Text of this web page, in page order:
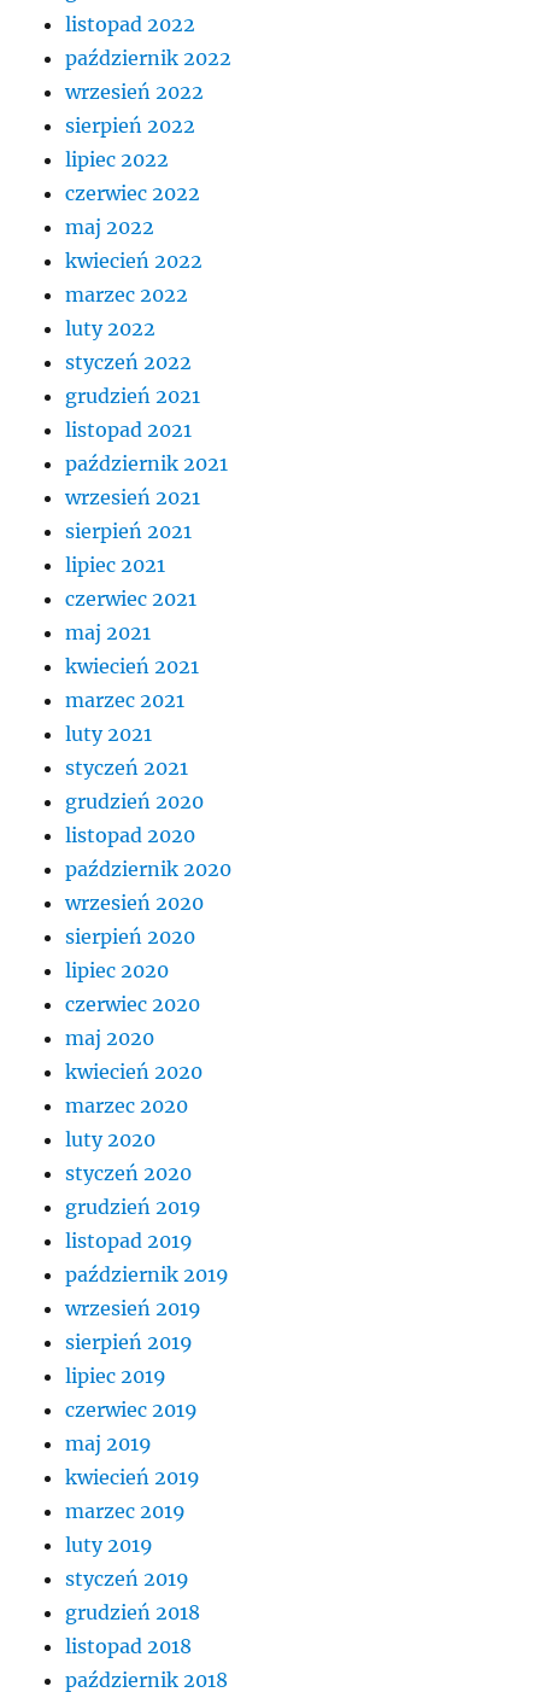
listopad 2022
październik 2022
wrzesień 2022
sierpień 2022
lipiec 2022
czerwiec 2022
maj 2022
kwiecień 2022
marzec 2022
luty 2022
styczeń 2022
grudzień 2021
listopad 2021
październik 2021
wrzesień 2021
sierpień 2021
lipiec 2021
czerwiec 2021
maj 2021
kwiecień 2021
marzec 2021
luty 2021
styczeń 2021
grudzień 2020
listopad 2020
październik 2020
wrzesień 2020
sierpień 2020
lipiec 2020
czerwiec 2020
maj 2020
kwiecień 2020
marzec 2020
luty 2020
styczeń 2020
grudzień 2019
listopad 2019
październik 2019
wrzesień 2019
sierpień 2019
lipiec 2019
czerwiec 2019
maj 2019
kwiecień 2019
marzec 2019
luty 2019
styczeń 2019
grudzień 2018
listopad 2018
październik 2018